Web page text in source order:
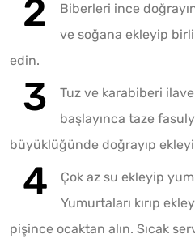
Biberleri ince
ve soğana ekleyip
edin.
Tuz ve karabiberi
başlayınca taze
büyüklüğünde doğrayıp
Çok az su ekleyip
Yumurtaları kırıp
pişince ocaktan alın. Sıcak